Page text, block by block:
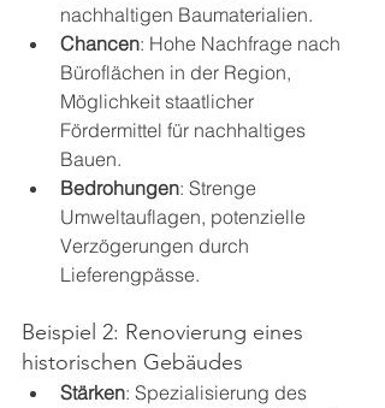
nachhaltigen Baumaterialien.
Chancen: Hohe Nachfrage nach
Büroflächen in der Region,
Möglichkeit staatlicher
Fördermittel für nachhaltiges
Bauen.
Bedrohungen: Strenge
Umweltauflagen, potenzielle
Verzögerungen durch
Lieferengpässe.
Beispiel 2: Renovierung eines
historischen Gebäudes
Stärken: Spezialisierung des